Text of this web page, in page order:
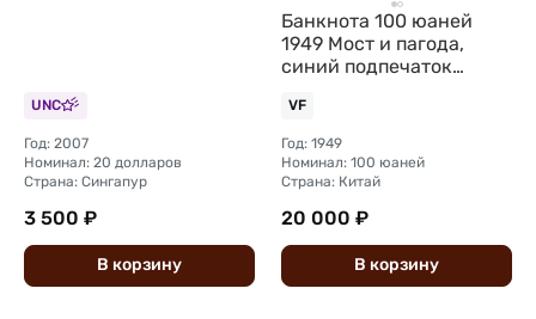
UNC
Год: 2007
Номинал: 20 долларов
Страна: Сингапур
3 500 ₽
В корзину
Банкнота 100 юаней
1949 Мост и пагода,
синий подпечаток
Китай
VF
Год: 1949
Номинал: 100 юаней
Страна: Китай
20 000 ₽
В корзину